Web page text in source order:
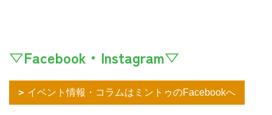
▽Facebook・Instagram▽
イベント情報・コラムはミントゥのFacebookへ